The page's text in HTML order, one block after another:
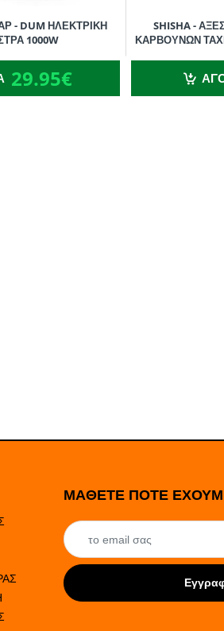
- DUM ΗΛΕΚΤΡΙΚΗ
1000W
29.95€
SHISHA -
ΚΑΡΒΟΥΝΩΝ
ΜΑΘΕΤΕ ΠΟΤΕ